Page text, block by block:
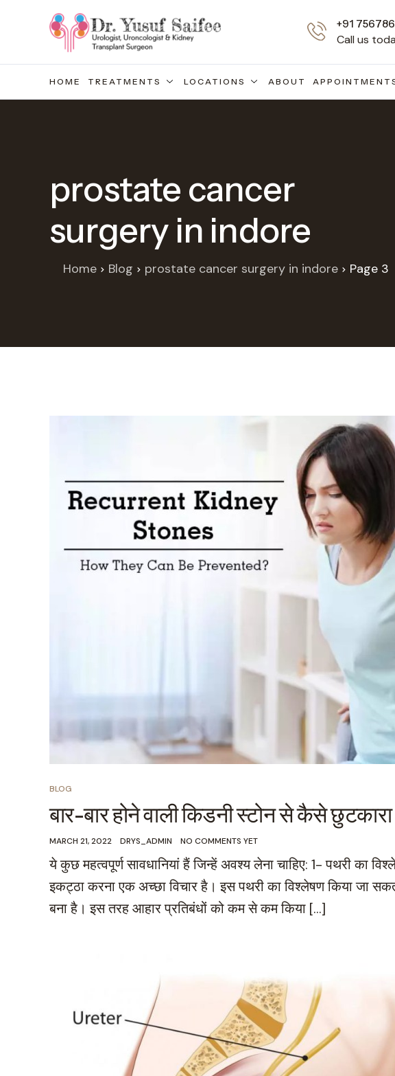
+91
Call us
HOME TREATMENTS LOCATIONS ABOUT
prostate cancer
surgery in indore
Home Blog prostate cancer surgery in indore Page 3
BLOG
बार-बार होने वाली किडनी स्टोन से कैसे छुटकारा
MARCH 21, 2022 DRYS_ADMIN NO COMMENTS YET
ये कुछ महत्वपूर्ण सावधानियां हैं जिन्हें अवश्य लेना चाहिए: 1- पथरी का
इकट्ठा करना एक अच्छा विचार है। इस पथरी का विश्लेषण किया जा
बना है। इस तरह आहार प्रतिबंधों को कम से कम किया […]